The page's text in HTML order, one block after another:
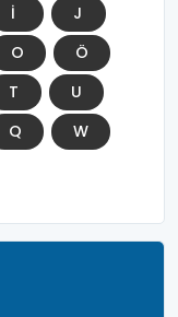
İ
J
O
Ö
T
U
Q
W